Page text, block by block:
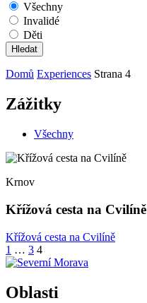
Všechny
Invalidé
Děti
Domů Experiences Strana 4
Zážitky
Všechny
Krnov
Křížová cesta na Cvilíně
Křížová cesta na Cvilíně
Stránkování
příspěvků
1 … 3 4
Oblasti